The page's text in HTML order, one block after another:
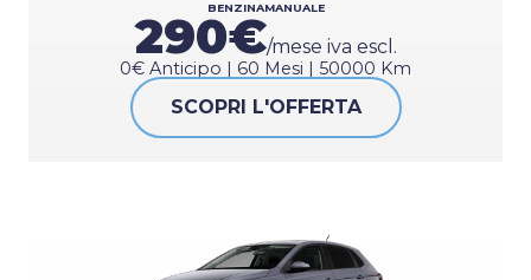
BENZINAMANUALE
290€/mese iva escl.
0€ Anticipo | 60 Mesi | 50000 Km
SCOPRI L'OFFERTA